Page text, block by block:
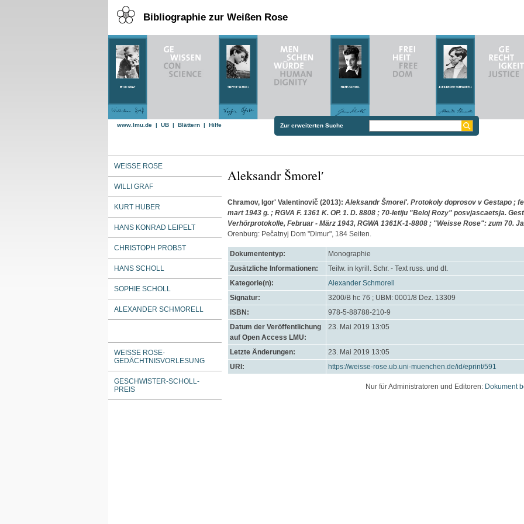
Bibliographie zur Weißen Rose
www.lmu.de| UB| Blättern| Hilfe Zur erweiterten Suche
WEISSE ROSE
WILLI GRAF
KURT HUBER
HANS KONRAD LEIPELT
CHRISTOPH PROBST
HANS SCHOLL
SOPHIE SCHOLL
ALEXANDER SCHMORELL
WEISSE ROSE-G
EDÄCHTNISVORLESUNG
GESCHWISTER-SCHOLL-
PREIS
Aleksandr Šmorelʹ
Chramov, Igorʹ Valentinovič (2013): Aleksandr Šmorelʹ. Protokoly doprosov v Gestapo ;
mart 1943 g. ; RGVA F. 1361 K. OP. 1. D. 8808 ; 70-letiju "Beloj Rozy" posvjascaetsja.
Verhörprotokolle, Februar - März 1943, RGWA 1361K-1-8808 ; "Weisse Rose": zum 70.
Orenburg: Pečatnyj Dom "Dimur", 184 Seiten.
Dokumententyp:
Monographie
Zusätzliche Informationen:
Teilw. in kyrill. Schr. - Text russ. und dt.
Kategorie(n):
Alexander Schmorell
Signatur:
3200/B hc 76 ; UBM: 0001/8 Dez. 13309
ISBN:
978-5-88788-210-9
Datum der Veröffentlichung
auf Open Access LMU:
23. Mai 2019 13:05
Letzte Änderungen:
23. Mai 2019 13:05
URI:
https://weisse-rose.ub.uni-muenchen.de/id/eprint/591
Nur für Administratoren und Editoren: Dokument